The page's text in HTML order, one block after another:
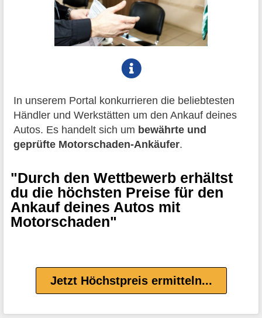
In unserem Portal konkurrieren die beliebtesten
Händler und Werkstätten um den Ankauf deines
Autos. Es handelt sich um bewährte und
geprüfte Motorschaden-Ankäufer.
"Durch den Wettbewerb erhältst
du die höchsten Preise für den
Ankauf deines Autos mit
Motorschaden"
Jetzt Höchstpreis ermitteln...